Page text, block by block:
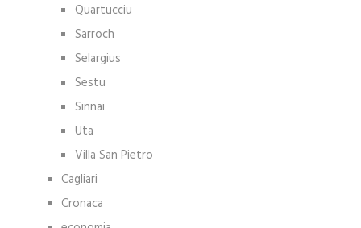
Quartucciu
Sarroch
Selargius
Sestu
Sinnai
Uta
Villa San Pietro
Cagliari
Cronaca